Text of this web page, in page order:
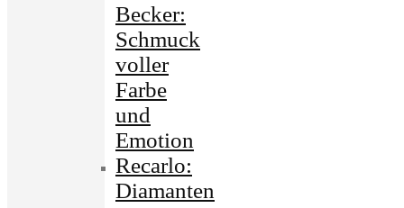
Becker:
Schmuck
voller
Farbe
und
Emotion
Recarlo:
Diamanten